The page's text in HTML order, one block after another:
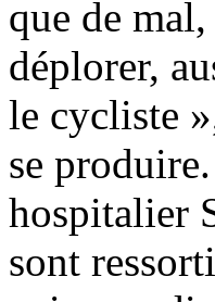
que de
déplorer,
le cycliste
se
hospitalier
sont